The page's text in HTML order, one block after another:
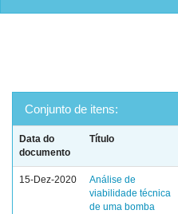
Conjunto de itens:
Data do
documento
Título
15-Dez-2020
Análise de
viabilidade técnica
de uma bomba